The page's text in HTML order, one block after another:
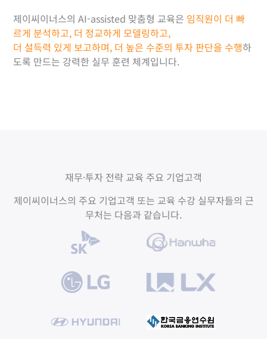
제이씨이너스의 AI-assisted 맞춤형 교육은 임직원이 더 빠
르게 분석하고, 더 정교하게 모델링하고,
더 설득력 있게 보고하며, 더 높은 수준의 투자 판단을 수행하
도록 만드는 강력한 실무 훈련 체계입니다.
재무·투자 전략 교육 주요 기업고객
제이씨이너스의 주요 기업고객 또는 교육 수강 실무자들의 근
무처는 다음과 같습니다.